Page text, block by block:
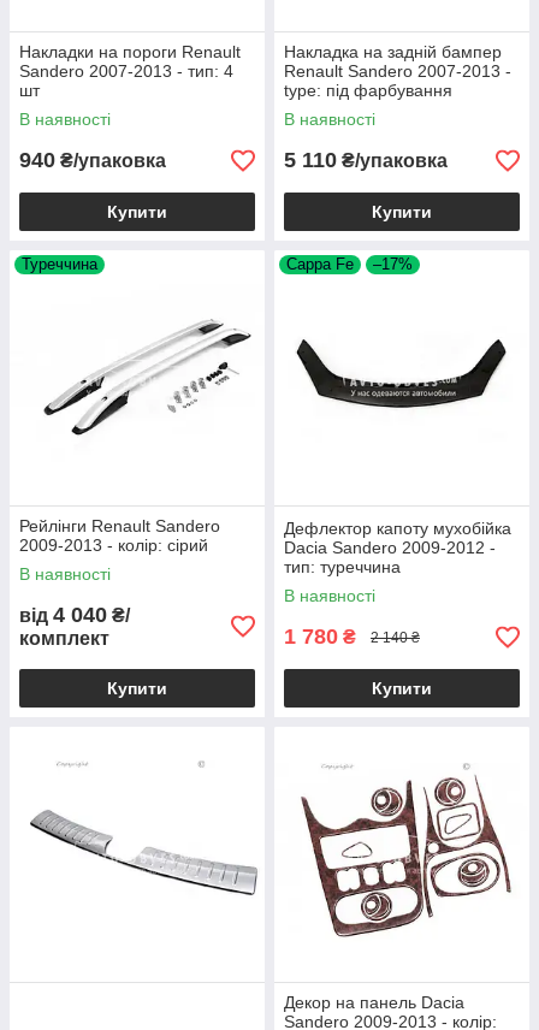
Накладки на пороги Renault
Sandero 2007-2013 - тип: 4
шт
В наявності
940 ₴/упаковка
Купити
Накладка на задній бампер
Renault Sandero 2007-2013 -
type: під фарбування
В наявності
5 110 ₴/упаковка
Купити
Туреччина
Рейлінги Renault Sandero
2009-2013 - колір: сірий
В наявності
від 4 040 ₴/
комплект
Купити
Cappa Fe –17%
Дефлектор капоту мухобійка
Dacia Sandero 2009-2012 -
тип: туреччина
В наявності
1 780 ₴ 2 140 ₴
Купити
Декор на панель Dacia
Sandero 2009-2013 - колір: